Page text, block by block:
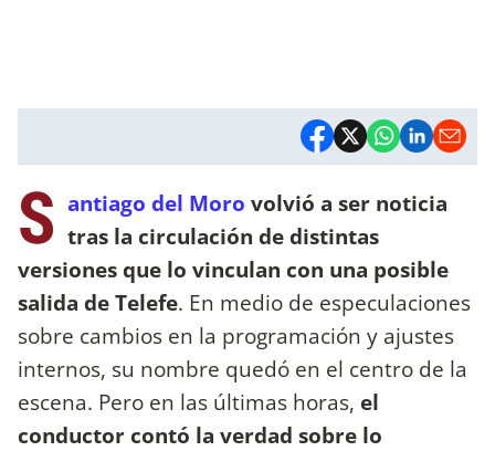
S antiago del Moro volvió a ser noticia
tras la circulación de distintas
versiones que lo vinculan con una posible
salida de Telefe. En medio de especulaciones
sobre cambios en la programación y ajustes
internos, su nombre quedó en el centro de la
escena. Pero en las últimas horas, el
conductor contó la verdad sobre lo